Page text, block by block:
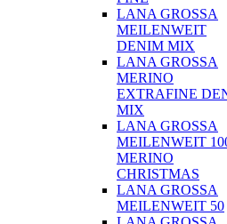
LANA GROSSA
MEILENWEIT
DENIM MIX
LANA GROSSA
MERINO
EXTRAFINE
MIX
LANA GROSSA
MEILENWEIT
MERINO
CHRISTMAS
LANA GROSSA
MEILENWEIT 50